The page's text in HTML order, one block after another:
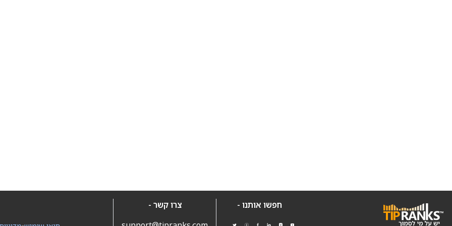
חפשו אותנו -
צרו קשר -